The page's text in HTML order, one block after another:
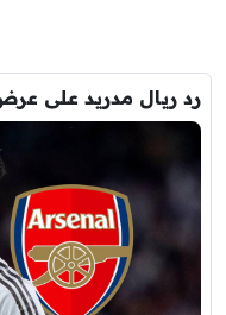
رد ريال مدريد على